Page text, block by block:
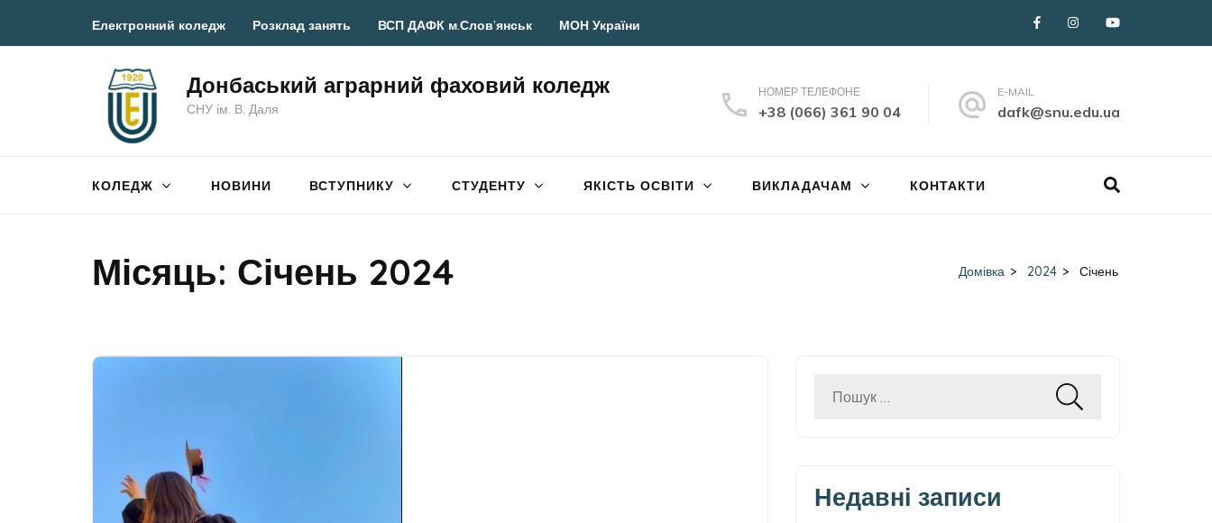
Електронний коледж Розклад занять ВСП ДАФК м.Слов’янськ МОН України
Донбаський аграрний фаховий коледж
СНУ ім. В. Даля
НОМЕР ТЕЛЕФОНЕ
+38 (066) 361 90 04
E-MAIL
dafk@snu.edu.ua
КОЛЕДЖ НОВИНИ ВСТУПНИКУ СТУДЕНТУ ЯКІСТЬ ОСВІТИ ВИКЛАДАЧАМ КОНТАКТИ
Місяць: Січень 2024 Домівка > 2024 > Січень
Пошук:
Недавні записи